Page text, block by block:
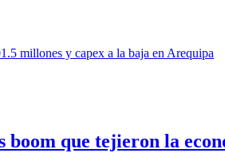
boom que tejieron la